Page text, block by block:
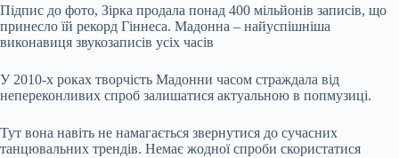
Підпис до фото, Зірка продала понад 400 мільйонів записів, що
принесло їй рекорд Гіннеса. Мадонна – найуспішніша
виконавиця звукозаписів усіх часів
У 2010-х роках творчість Мадонни часом страждала від
непереконливих спроб залишатися актуальною в попмузиці.
Тут вона навіть не намагається звернутися до сучасних
танцювальних трендів. Немає жодної спроби скористатися